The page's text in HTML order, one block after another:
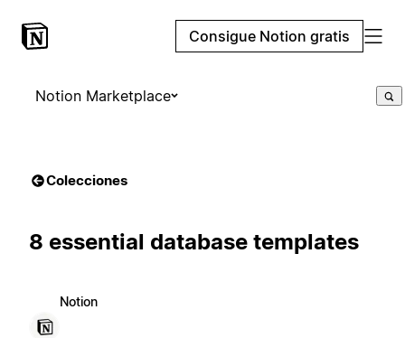
Consigue Notion gratis
Notion Marketplace
Colecciones
8 essential database templates
Notion